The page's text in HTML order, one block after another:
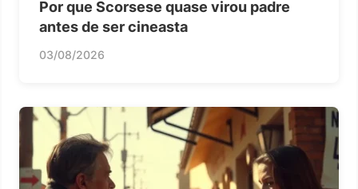
Por que Scorsese quase virou padre
antes de ser cineasta
03/08/2026